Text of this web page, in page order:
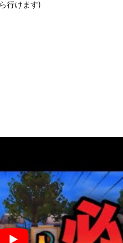
行けます)